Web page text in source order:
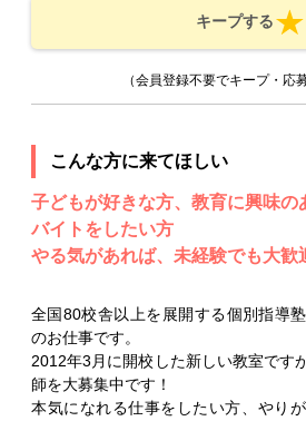
キープする
（会員登録不要でキープ・応
こんな方に来てほしい
子どもが好きな方、教育に興味の
バイトをしたい方
やる気があれば、未経験でも大歓
全国80校舎以上を展開する個別指導
のお仕事です。
2012年3月に開校した新しい教室です
師を大募集中です！
本気になれる仕事をしたい方、やり